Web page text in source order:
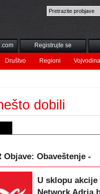
Registrujte se
Društvo Regioni Vojvodina
dobili
Objave: Obaveštenje -
U sklopu
Network Adria